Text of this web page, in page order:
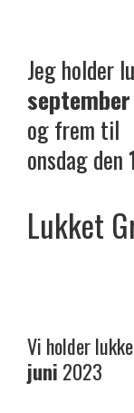
Jeg holder
september
og frem til
onsdag den
Lukket
Vi holder
juni 2023